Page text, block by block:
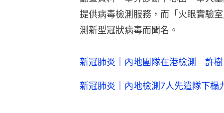
提供病毒檢測服務，而「火眼實驗
測新型冠狀病毒而聞名。
新冠肺炎｜內地團隊在港檢測 許
新冠肺炎｜內地檢測7人先遣隊下